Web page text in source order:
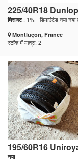
225/40R18 Dunlop
घिसावट: 1% - डिमाउंटेड नया नया
Montluçon, France
स्टॉक में मात्रा: 2
195/60R16
नया